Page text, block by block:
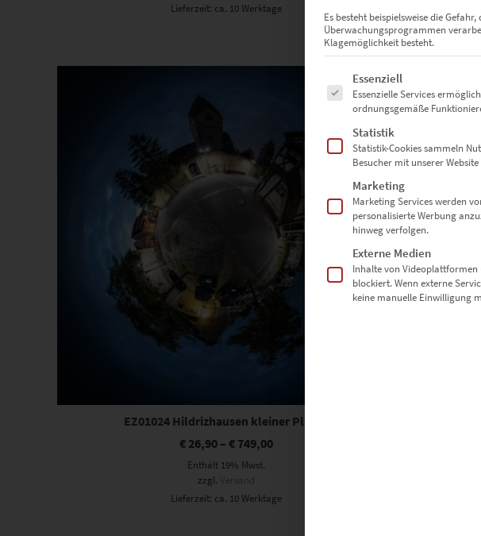
Lieferzeit: ca. 10 Werktage
Dieses Produkt weist mehrere Varianten auf. Die Optionen können auf der Produktseite gewählt werden
EZ01024 Hildrizhausen kleiner Planet
€ 26,90 –€ 749,00
Enthält 19% Mwst.
zzgl.Versand
Lieferzeit: ca. 10 Werktage
Es besteht beispielsweise die
Überwachungsprogrammen
Klagemöglichkeit besteht.
Es folgt eine Liste der
Essenziell
Essenzielle Services
ordnungsgemäße
Statistik
Statistik-Cookies sammeln
Besucher mit unserer
Marketing
Marketing Services werden
personalisierte Werbung
hinweg verfolgen.
Externe Medien
Inhalte von
blockiert. Wenn externe
keine manuelle Einwilligung